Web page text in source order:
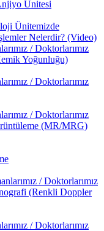
Ünitesi
Ünitemizde
Nelerdir? (Video)
/ Doktorlarımız
Yoğunluğu)
/ Doktorlarımız
/ Doktorlarımız
(MR/MRG)
/ Doktorlarımız
(Renkli Doppler
/ Doktorlarımız